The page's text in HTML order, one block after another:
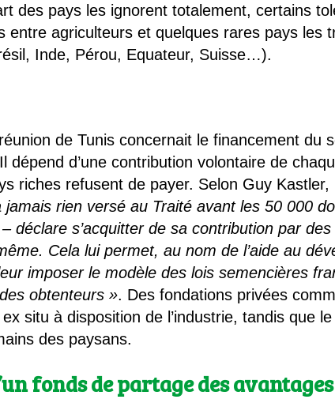
des pays les ignorent totalement, certains
entre agriculteurs et quelques rares pays les
Inde, Pérou, Equateur, Suisse…).
de Tunis concernait le financement du
dépend d’une contribution volontaire de
riches refusent de payer. Selon Guy
jamais rien versé au Traité avant les 50 000
déclare s’acquitter de sa contribution par
Cela lui permet, au nom de l’aide au
imposer le modèle des lois semencières
obtenteurs ». Des fondations privées
situ à disposition de l’industrie, tandis que le
des paysans.
fonds de partage des avantages